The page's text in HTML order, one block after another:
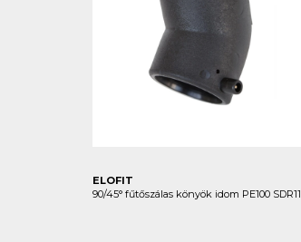
ELOFIT
90/45° fűtőszálas könyök idom PE100 SDR11